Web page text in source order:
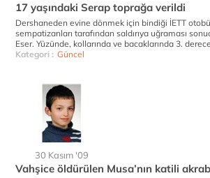
17 yaşındaki Serap toprağa verildi
Dershaneden evine dönmek için bindiği İETT
sempatizanları tarafından saldırıya uğraması
Eser. Yüzünde, kollarında ve bacaklarında 3.
Kategori : Güncel
30 Kasım '09
Vahşice öldürülen Musa’nın katili